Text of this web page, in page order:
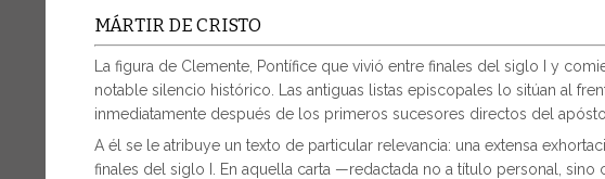
MÁRTIR DE CRISTO
La figura de Clemente, Pontífice que vivió entre finales del siglo I y
notable silencio histórico. Las antiguas listas episcopales lo sitúan al
inmediatamente después de los primeros sucesores directos del
A él se le atribuye un texto de particular relevancia: una extensa
finales del siglo I. En aquella carta —redactada no a título personal,